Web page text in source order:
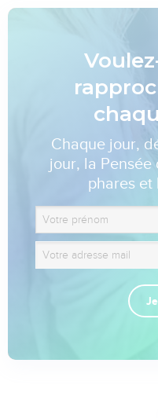
Chaque jour,
jour, la Pensée
phares et